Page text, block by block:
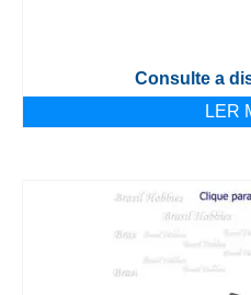
Consulte a
LER